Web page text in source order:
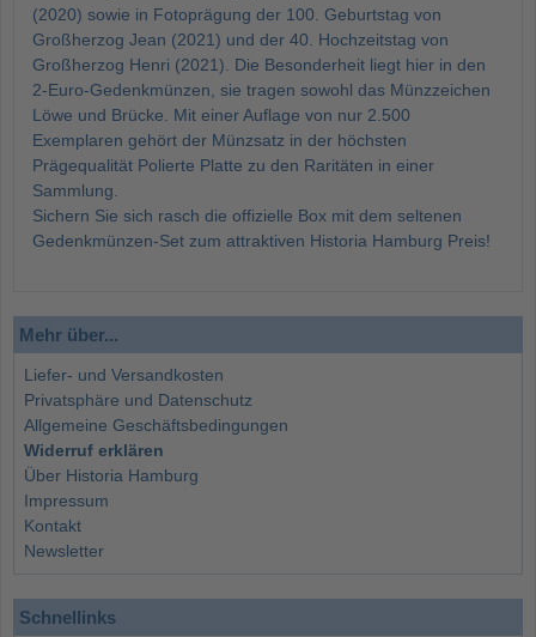
(2020) sowie in Fotoprägung der 100. Geburtstag von
Großherzog Jean (2021) und der 40. Hochzeitstag von
Großherzog Henri (2021). Die Besonderheit liegt hier in den
2-Euro-Gedenkmünzen, sie tragen sowohl das Münzzeichen
Löwe und Brücke. Mit einer Auflage von nur 2.500
Exemplaren gehört der Münzsatz in der höchsten
Prägequalität Polierte Platte zu den Raritäten in einer
Sammlung.
Sichern Sie sich rasch die offizielle Box mit dem seltenen
Gedenkmünzen-Set zum attraktiven Historia Hamburg Preis!
Mehr über...
Liefer- und Versandkosten
Privatsphäre und Datenschutz
Allgemeine Geschäftsbedingungen
Widerruf erklären
Über Historia Hamburg
Impressum
Kontakt
Newsletter
Schnellinks